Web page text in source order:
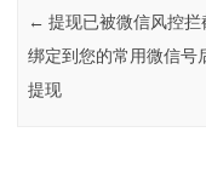
← 提现已被微信风控拦
绑定到您的常用微信号
提现